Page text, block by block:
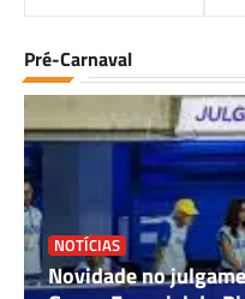
Pré-Carnaval
NOTÍCIAS
Novidade no